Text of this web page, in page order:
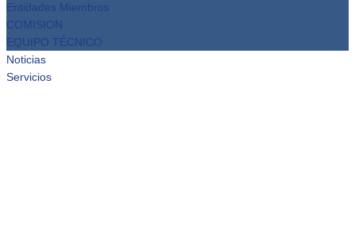
Entidades Miembros
COMISION
EQUIPO TÉCNICO
Noticias
Servicios